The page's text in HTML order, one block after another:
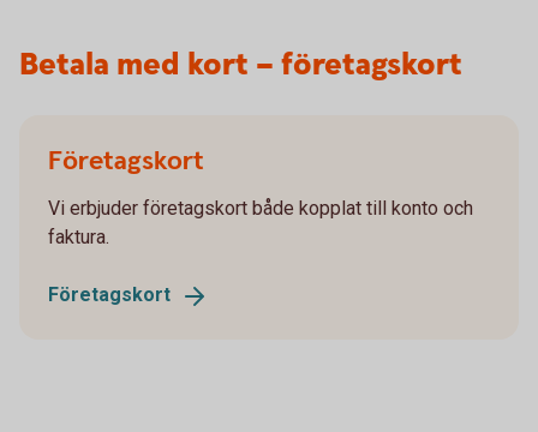
Betala med kort – företagskort
Företagskort
Vi erbjuder företagskort både kopplat till konto och
faktura.
Företagskort